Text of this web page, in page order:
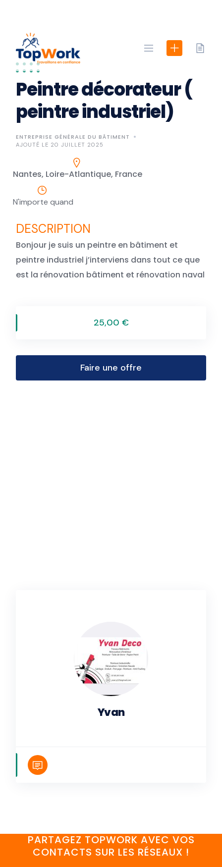
Peintre décorateur (
peintre industriel)
ENTREPRISE GÉNÉRALE DU BÂTIMENT
AJOUTÉ LE 20 JUILLET 2025
Nantes, Loire-Atlantique, France
N'importe quand
Bonjour je suis un peintre en bâtiment et
peintre industriel j’interviens dans tout ce que
est la rénovation bâtiment et rénovation naval
25,00 €
Faire une offre
Yvan
PARTAGEZ TOPWORK AVEC VOS
CONTACTS SUR LES RÉSEAUX !